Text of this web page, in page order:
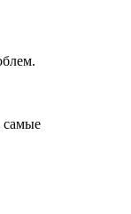
самые